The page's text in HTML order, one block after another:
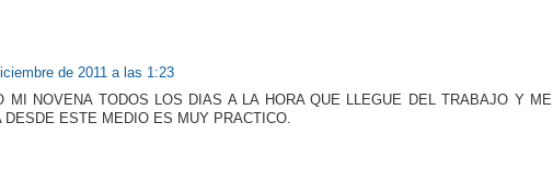
de 2011 a las 1:23
MI NOVENA TODOS LOS DIAS A LA HORA QUE LLEGUE DEL TRABAJO Y ME
DESDE ESTE MEDIO ES MUY PRACTICO.